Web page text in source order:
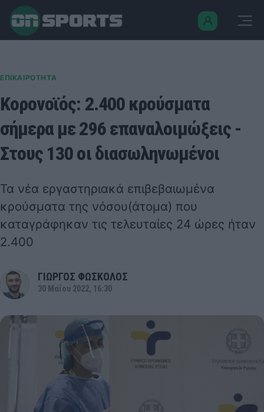
ΕΠΙΚΑΙΡΟΤΗΤΑ
Κορονοϊός: 2.400 κρούσματα
σήμερα με 296 επαναλοιμώξεις -
Στους 130 οι διασωληνωμένοι
Τα νέα εργαστηριακά επιβεβαιωμένα
κρούσματα της νόσου(άτομα) που
καταγράφηκαν τις τελευταίες 24 ώρες ήταν
2.400
ΓΙΩΡΓΟΣ ΦΩΣΚΟΛΟΣ
30 Μαΐου 2022, 16:30